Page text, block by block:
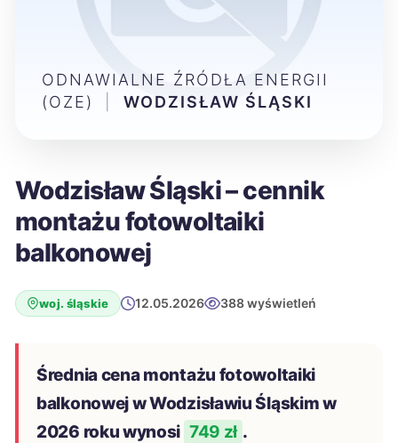
Wodzisław Śląski – cennik
montażu fotowoltaiki
balkonowej
woj. śląskie 12.05.2026 388 wyświetleń
Średnia cena montażu fotowoltaiki
balkonowej w Wodzisławiu Śląskim w
2026 roku wynosi 749 zł .
ODNAWIALNE ŹRÓDŁA ENERGII
(OZE)
WODZISŁAW ŚLĄSKI